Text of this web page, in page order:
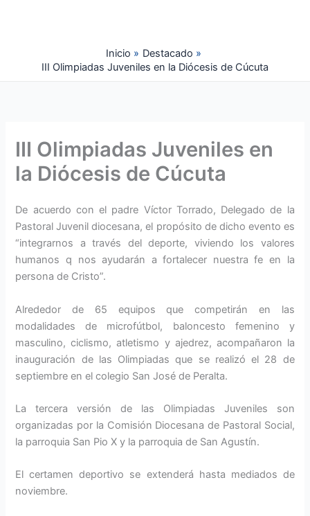
Inicio
Destacado
III Olimpiadas Juveniles en la Diócesis de Cúcuta
III Olimpiadas Juveniles en
la Diócesis de Cúcuta
De acuerdo con el padre Víctor Torrado, Delegado de la
Pastoral Juvenil diocesana, el propósito de dicho evento es
“integrarnos a través del deporte, viviendo los valores
humanos q nos ayudarán a fortalecer nuestra fe en la
persona de Cristo”.
Alrededor de 65 equipos que competirán en las
modalidades de microfútbol, baloncesto femenino y
masculino, ciclismo, atletismo y ajedrez, acompañaron la
inauguración de las Olimpiadas que se realizó el 28 de
septiembre en el colegio San José de Peralta.
La tercera versión de las Olimpiadas Juveniles son
organizadas por la Comisión Diocesana de Pastoral Social,
la parroquia San Pio X y la parroquia de San Agustín.
El certamen deportivo se extenderá hasta mediados de
noviembre.